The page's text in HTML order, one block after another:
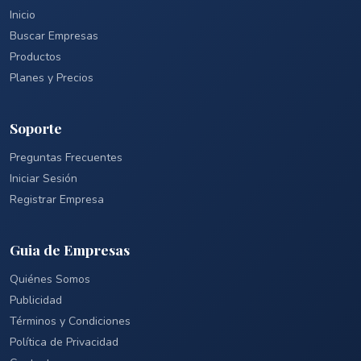
Inicio
Buscar Empresas
Productos
Planes y Precios
Soporte
Preguntas Frecuentes
Iniciar Sesión
Registrar Empresa
Guia de Empresas
Quiénes Somos
Publicidad
Términos y Condiciones
Política de Privacidad